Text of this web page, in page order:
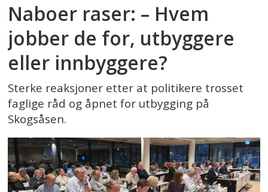
Naboer raser: – Hvem
jobber de for, utbyggere
eller innbyggere?
Sterke reaksjoner etter at politikere trosset
faglige råd og åpnet for utbygging på
Skogsåsen.